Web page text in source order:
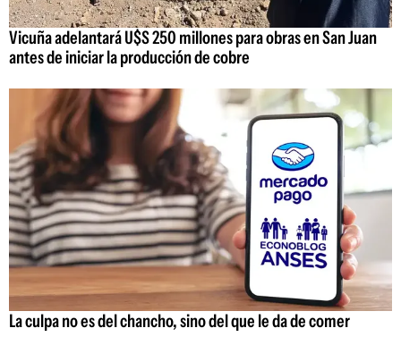
Vicuña adelantará U$S 250 millones para obras en San Juan
antes de iniciar la producción de cobre
La culpa no es del chancho, sino del que le da de comer